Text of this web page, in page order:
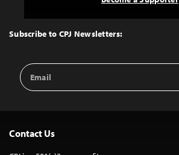
Top
Subscribe to CPJ Newsletters:
Email
Address
Contact Us